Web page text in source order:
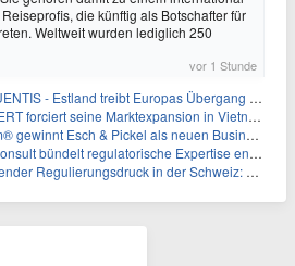
die künftig als Botschafter für
Weltweit wurden lediglich 250
vor 1 Stunde
Estland treibt Europas Übergang zu digitalen NOTAM-Diensten mit FREQUENTIS voran
forciert seine Marktexpansion in Vietnam
Esch & Pickel als neuen Business Partner für Mittelstand
regulatorische Expertise entlang des gesamten Produktlebenszyklus
in der Schweiz: Warum Wirtschaftsprüfer Mitarbeiter-Screening jetzt priorisieren müssen